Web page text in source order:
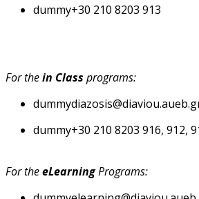
dummy+30 210 8203 913
For thein Class programs:
dummy
dummy+30 210 8203 916, 912,
For theeLearningPrograms: